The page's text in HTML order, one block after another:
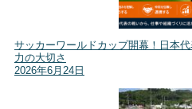
サッカーワールドカップ開幕！日本
力の大切さ
2026年6月24日